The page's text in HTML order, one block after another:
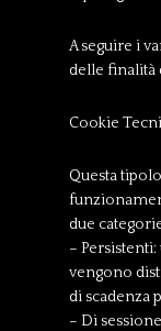
A seguire i
delle finalità
Cookie
Questa
due
–
vengono
di scadenza
– Di